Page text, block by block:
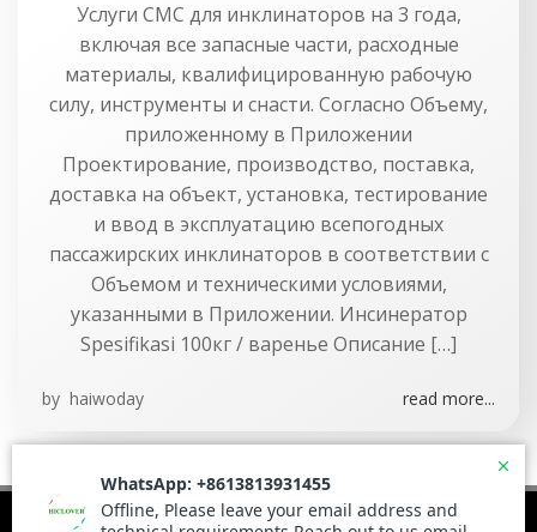
Услуги CMC для инклинаторов на 3 года,
включая все запасные части, расходные
материалы, квалифицированную рабочую
силу, инструменты и снасти. Согласно Объему,
приложенному в Приложении
Проектирование, производство, поставка,
доставка на объект, установка, тестирование
и ввод в эксплуатацию всепогодных
пассажирских инклинаторов в соответствии с
Объемом и техническими условиями,
указанными в Приложении. Инсинератор
Spesifikasi 100кг / варенье Описание […]
by haiwoday read more...